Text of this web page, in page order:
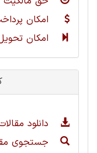
امکان
امکان
دانلود
جستجوی